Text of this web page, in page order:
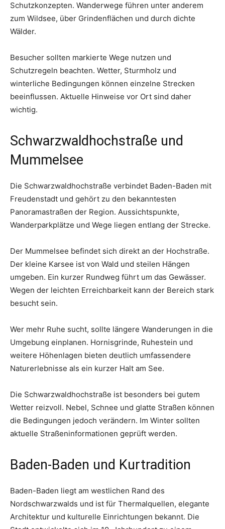
Schutzkonzepten. Wanderwege führen unter anderem
zum Wildsee, über Grindenflächen und durch dichte
Wälder.
Besucher sollten markierte Wege nutzen und
Schutzregeln beachten. Wetter, Sturmholz und
winterliche Bedingungen können einzelne Strecken
beeinflussen. Aktuelle Hinweise vor Ort sind daher
wichtig.
Schwarzwaldhochstraße und
Mummelsee
Die Schwarzwaldhochstraße verbindet Baden-Baden mit
Freudenstadt und gehört zu den bekanntesten
Panoramastraßen der Region. Aussichtspunkte,
Wanderparkplätze und Wege liegen entlang der Strecke.
Der Mummelsee befindet sich direkt an der Hochstraße.
Der kleine Karsee ist von Wald und steilen Hängen
umgeben. Ein kurzer Rundweg führt um das Gewässer.
Wegen der leichten Erreichbarkeit kann der Bereich stark
besucht sein.
Wer mehr Ruhe sucht, sollte längere Wanderungen in die
Umgebung einplanen. Hornisgrinde, Ruhestein und
weitere Höhenlagen bieten deutlich umfassendere
Naturerlebnisse als ein kurzer Halt am See.
Die Schwarzwaldhochstraße ist besonders bei gutem
Wetter reizvoll. Nebel, Schnee und glatte Straßen können
die Bedingungen jedoch verändern. Im Winter sollten
aktuelle Straßeninformationen geprüft werden.
Baden-Baden und Kurtradition
Baden-Baden liegt am westlichen Rand des
Nordschwarzwalds und ist für Thermalquellen, elegante
Architektur und kulturelle Einrichtungen bekannt. Die